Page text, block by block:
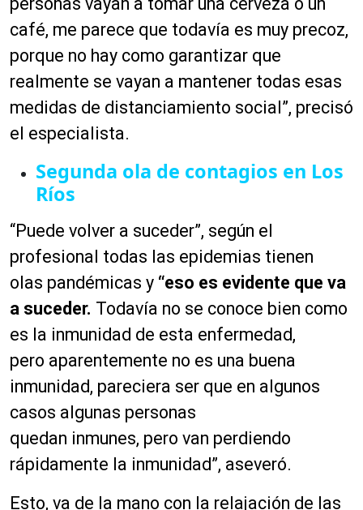
café, me parece que todavía es muy precoz,
porque no hay como garantizar que
realmente se vayan a mantener todas esas
medidas de distanciamiento social”, precisó
el especialista.
Segunda ola de contagios en Los
Ríos
“Puede volver a suceder”, según el
profesional todas las epidemias tienen
olas pandémicas y “eso es evidente que va
a suceder. Todavía no se conoce bien como
es la inmunidad de esta enfermedad,
pero aparentemente no es una buena
inmunidad, pareciera ser que en algunos
casos algunas personas
quedan inmunes, pero van perdiendo
rápidamente la inmunidad”, aseveró.
Esto, va de la mano con la relajación de las